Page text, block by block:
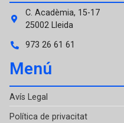
C. Acadèmia, 15-17
25002 Lleida
973 26 61 61
Menú
Avís Legal
Política de privacitat